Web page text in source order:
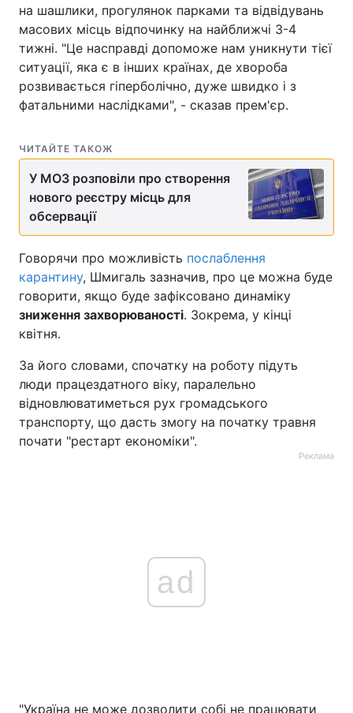
Тема оформлення
на шашлики, прогулянок парками та відвідувань
масових місць відпочинку на найближчі 3-4
тижні. "Це насправді допоможе нам уникнути тієї
ситуації, яка є в інших країнах, де хвороба
розвивається гіперболічно, дуже швидко і з
фатальними наслідками", - сказав прем'єр.
ЧИТАЙТЕ ТАКОЖ
У МОЗ розповіли про створення
нового реєстру місць для
обсервації
Говорячи про можливість послаблення
карантину, Шмигаль зазначив, про це можна буде
говорити, якщо буде зафіксовано динаміку
зниження захворюваності. Зокрема, у кінці
квітня.
За його словами, спочатку на роботу підуть
люди працездатного віку, паралельно
відновлюватиметься рух громадського
транспорту, що дасть змогу на початку травня
почати "рестарт економіки".
Реклама
ad
"Україна не може дозволити собі не працювати